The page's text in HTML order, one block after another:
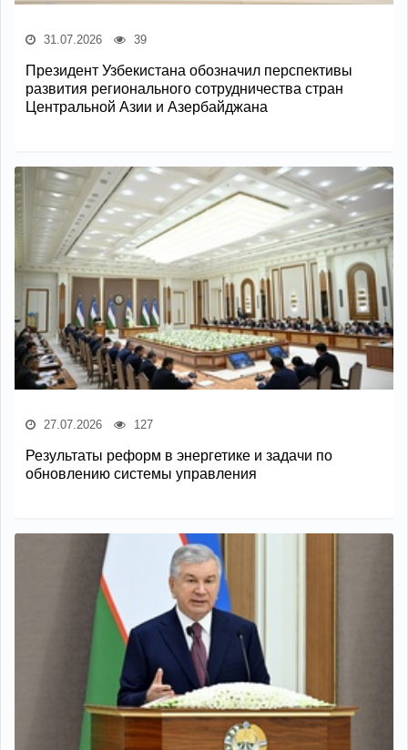
31.07.2026 39
Президент Узбекистана обозначил перспективы
развития регионального сотрудничества стран
Центральной Азии и Азербайджана
27.07.2026 127
Результаты реформ в энергетике и задачи по
обновлению системы управления